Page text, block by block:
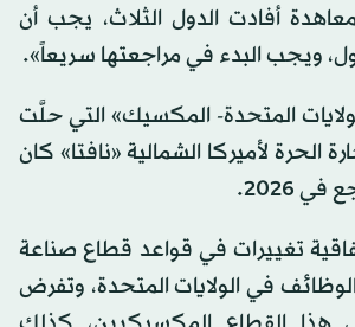
أفادت الدول الثلاث، يجب أن
ويجب البدء في مراجعتها سريعاً».
المتحدة- المكسيك» التي حلَّت
الحرة لأميركا الشمالية «نافتا» كان
2026.
تغييرات في قواعد قطاع صناعة
في الولايات المتحدة، وتفرض